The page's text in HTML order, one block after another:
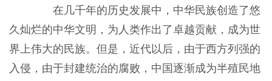
在几千年的历史发展中，中华民族创造了悠
久灿烂的中华文明，为人类作出了卓越贡献，成为世
界上伟大的民族。但是，近代以后，由于西方列强的
入侵，由于封建统治的腐败，中国逐渐成为半殖民地